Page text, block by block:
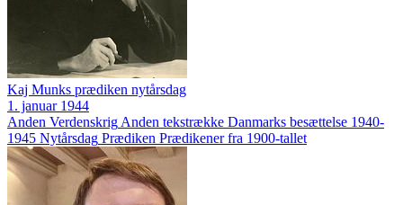
Kaj Munks prædiken nytårsdag
1. januar 1944
Anden Verdenskrig Anden tekstrække Danmarks besættelse 1940-
1945 Nytårsdag Prædiken Prædikener fra 1900-tallet